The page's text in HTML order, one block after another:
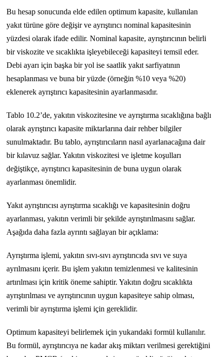
Bu hesap sonucunda elde edilen optimum kapasite, kullanılan
yakıt türüne göre değişir ve ayrıştırıcı nominal kapasitesinin
yüzdesi olarak ifade edilir. Nominal kapasite, ayrıştırıcının belirli
bir viskozite ve sıcaklıkta işleyebileceği kapasiteyi temsil eder.
Debi ayarı için başka bir yol ise saatlik yakıt sarfiyatının
hesaplanması ve buna bir yüzde (örneğin %10 veya %20)
eklenerek ayrıştırıcı kapasitesinin ayarlanmasıdır.
Tablo 10.2’de, yakıtın viskozitesine ve ayrıştırma sıcaklığına bağlı
olarak ayrıştırıcı kapasite miktarlarına dair rehber bilgiler
sunulmaktadır. Bu tablo, ayrıştırıcıların nasıl ayarlanacağına dair
bir kılavuz sağlar. Yakıtın viskozitesi ve işletme koşulları
değiştikçe, ayrıştırıcı kapasitesinin de buna uygun olarak
ayarlanması önemlidir.
Yakıt ayrıştırıcısı ayrıştırma sıcaklığı ve kapasitesinin doğru
ayarlanması, yakıtın verimli bir şekilde ayrıştırılmasını sağlar.
Aşağıda daha fazla ayrıntı sağlayan bir açıklama:
Ayrıştırma işlemi, yakıtın sıvı-sıvı ayrıştırıcıda sıvı ve suya
ayrılmasını içerir. Bu işlem yakıtın temizlenmesi ve kalitesinin
artırılması için kritik öneme sahiptir. Yakıtın doğru sıcaklıkta
ayrıştırılması ve ayrıştırıcının uygun kapasiteye sahip olması,
verimli bir ayrıştırma işlemi için gereklidir.
Optimum kapasiteyi belirlemek için yukarıdaki formül kullanılır.
Bu formül, ayrıştırıcıya ne kadar akış miktarı verilmesi gerektiğini